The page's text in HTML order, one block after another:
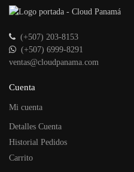
(+507) 203-8153
(+507) 6999-8291
ventas@cloudpanama.com
Cuenta
Mi cuenta
Detalles Cuenta
Historial Pedidos
Carrito